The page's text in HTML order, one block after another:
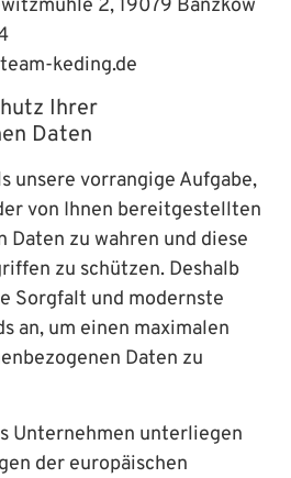
2, 19079 Banzkow
keding.de
Ihrer
Daten
unsere vorrangige Aufgabe,
von Ihnen bereitgestellten
Daten zu wahren und diese
zu schützen. Deshalb
Sorgfalt und modernste
an, um einen maximalen
Daten zu
Unternehmen unterliegen
der europäischen